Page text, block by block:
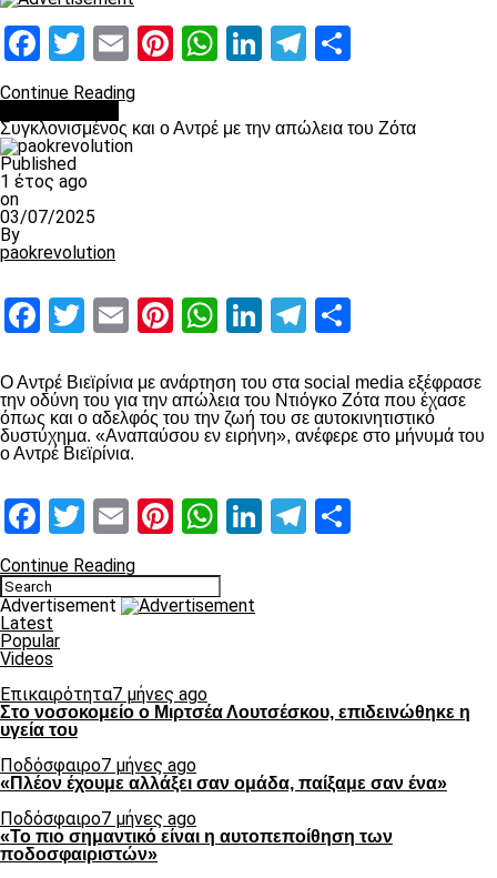
Facebook
Twitter
EmailPinterest
WhatsApp
LinkedIn
Telegram
Continue Reading
Συγκλονισμένος και ο Αντρέ με την απώλεια του Ζότα
Published
1 έτος ago
on
03/07/2025
By
paokrevolution
Facebook
Twitter
EmailPinterest
WhatsApp
LinkedIn
Telegram
Ο Αντρέ Βιεϊρίνια με ανάρτηση του στα social media εξέφρασε
την οδύνη του για την απώλεια του Ντιόγκο Ζότα που έχασε
όπως και ο αδελφός του την ζωή του σε αυτοκινητιστικό
δυστύχημα. «Αναπαύσου εν ειρήνη», ανέφερε στο μήνυμά του
ο Αντρέ Βιεϊρίνια.
Facebook
Twitter
EmailPinterest
WhatsApp
LinkedIn
Telegram
Continue Reading
Advertisement
Latest
Popular
Videos
Επικαιρότητα7 μήνες ago
Στο νοσοκομείο ο Μιρτσέα Λουτσέσκου, επιδεινώθηκε η
υγεία του
Ποδόσφαιρο7 μήνες ago
«Πλέον έχουμε αλλάξει σαν ομάδα, παίξαμε σαν ένα»
Ποδόσφαιρο7 μήνες ago
«Το πιο σημαντικό είναι η αυτοπεποίθηση των
ποδοσφαιριστών»